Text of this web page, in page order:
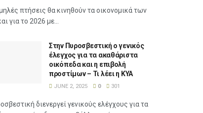
πτήσεις θα κινηθούν τα οικονομικά των
για το 2026 με...
Στην Πυροσβεστική ο γενικός
έλεγχος για τα ακαθάριστα
οικόπεδα και η επιβολή
προστίμων – Τι λέει η ΚΥΑ
JUNE 2, 2025 0 301
διενεργεί γενικούς ελέγχους για τα